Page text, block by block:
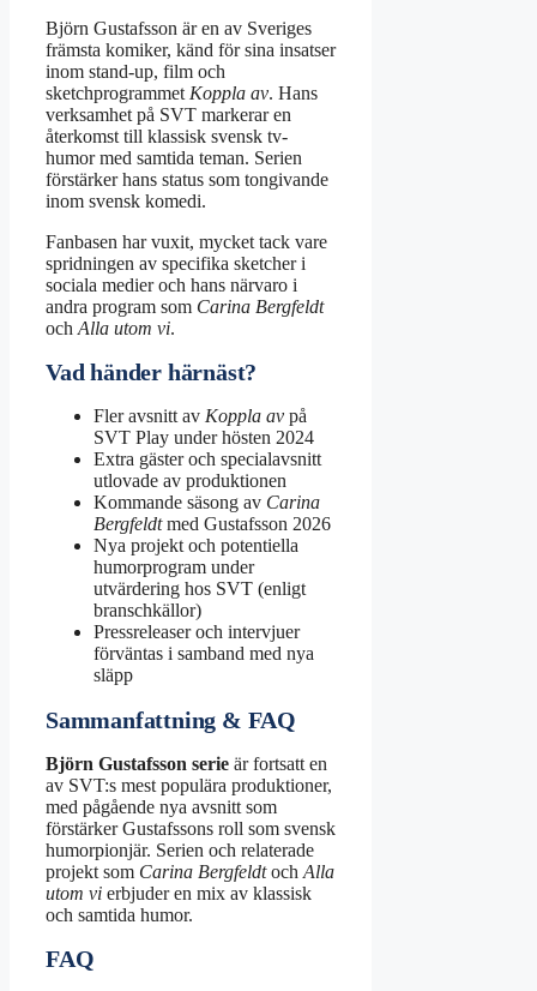
Björn Gustafsson är en av Sveriges
främsta komiker, känd för sina insatser
inom stand-up, film och
sketchprogrammet Koppla av. Hans
verksamhet på SVT markerar en
återkomst till klassisk svensk tv-
humor med samtida teman. Serien
förstärker hans status som tongivande
inom svensk komedi.
Fanbasen har vuxit, mycket tack vare
spridningen av specifika sketcher i
sociala medier och hans närvaro i
andra program som Carina Bergfeldt
och Alla utom vi.
Vad händer härnäst?
Fler avsnitt av Koppla av på
SVT Play under hösten 2024
Extra gäster och specialavsnitt
utlovade av produktionen
Kommande säsong av Carina
Bergfeldtmed Gustafsson 2026
Nya projekt och potentiella
humorprogram under
utvärdering hos SVT (enligt
branschkällor)
Pressreleaser och intervjuer
förväntas i samband med nya
släpp
Sammanfattning & FAQ
Björn Gustafsson serie är fortsatt en
av SVT:s mest populära produktioner,
med pågående nya avsnitt som
förstärker Gustafssons roll som svensk
humorpionjär. Serien och relaterade
projekt som Carina Bergfeldtoch Alla
utom vi erbjuder en mix av klassisk
och samtida humor.
FAQ